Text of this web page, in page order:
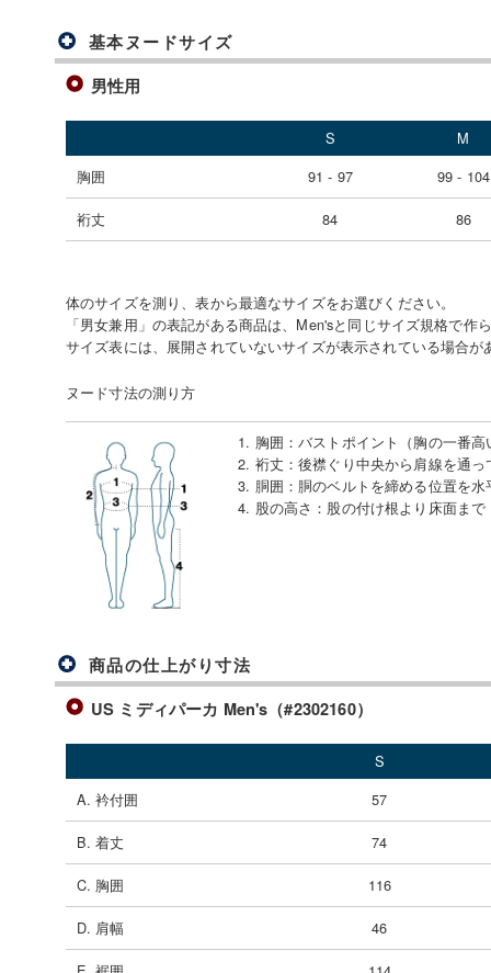
基本ヌードサイズ
男性用
S
M
胸囲
91 - 97 99 - 104
裄丈 84 86
体のサイズを測り、表から最適なサイズをお選びください。
「男女兼用」の表記がある商品は、Men'sと同じサイズ規格で作
サイズ表には、展開されていないサイズが表示されている場合が
ヌード寸法の測り方
1. 胸囲 ：バストポイント（胸の一番
2. 裄丈 ：後襟ぐり中央から肩線を通
3. 胴囲 ： 胴のベルトを締める位置を
4. 股の高さ ： 股の付け根より床面まで
商品の仕上がり寸法
US ミディパーカ Men's（#2302160）
S
A. 衿付囲
57
B. 着丈 74
C. 胸囲 116
D. 肩幅 46